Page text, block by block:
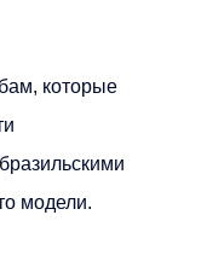
которые
модели.